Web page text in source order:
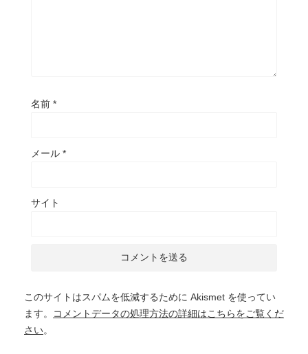
名前 *
メール *
サイト
このサイトはスパムを低減するために Akismet を使ってい
ます。
コメントデータの処理方法の詳細はこちらをご覧くだ
さい。